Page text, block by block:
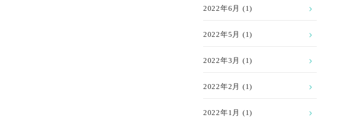
2022年6月 (1)
2022年5月 (1)
2022年3月 (1)
2022年2月 (1)
2022年1月 (1)